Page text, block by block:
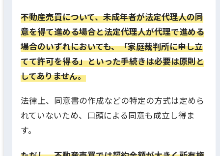
不動産売買について、未成年者が法定代理人の同
意を得て進める場合と法定代理人が代理で進める
場合のいずれにおいても、「家庭裁判所に申し立
てて許可を得る」といった手続きは必要は原則と
してありません。
法律上、同意書の作成などの特定の方式は定めら
れていないため、口頭による同意も成立し得ま
す。